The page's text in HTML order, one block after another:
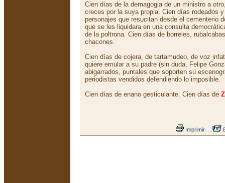
Cien días de la demagogia de un ministro a
creces por la suya propia. Cien días rodeados
personajes que resucitan desde el cementerio
que se les liquidara en una consulta
de la poltrona. Cien días de borreles,
chacones.
Cien días de cojera, de tartamudeo, de voz
quiere emular a su padre (sin duda, Felipe
abigarrados, puntales que soporten su
periodistas vendidos defendiendo lo imposible.
Cien días de enano gesticulante. Cien días de Z
Imprimir